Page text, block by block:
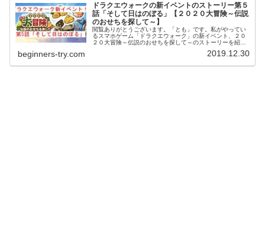
ドラクエウォークの新イベントのストーリー第５
話「そして日はのぼる」【２０２０大冒険～伝説
のおせちを探して～】
閲覧ありがとうございます。「とも」です。私がやってい
るスマホゲーム「ドラクエウォーク」の新イベント、２０
２０大冒険～伝説のおせちを探して～のストーリーを紹介
beginners-try.com 2019.12.30